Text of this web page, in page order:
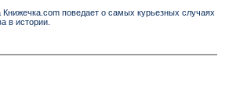
Книжечка.com поведает о самых курьезных случаях
в истории.